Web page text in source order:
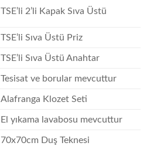
TSE’li 2’li Kapak Sıva Üstü
TSE’li Sıva Üstü Priz
TSE’li Sıva Üstü Anahtar
Tesisat ve borular mevcuttur
Alafranga Klozet Seti
El yıkama lavabosu mevcuttur
70x70cm Duş Teknesi